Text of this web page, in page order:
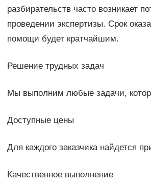
разбирательств часто возникает
проведении экспертизы. Срок
помощи будет кратчайшим.
Решение трудных задач
Мы выполним любые задачи,
Доступные цены
Для каждого заказчика найдется
Качественное выполнение